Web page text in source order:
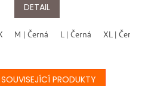
| Bílá XXL | Bílá
DETAIL
M | Černá L | Černá XL | Černá
PRODUKTY